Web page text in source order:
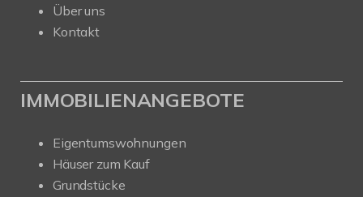
Über uns
Kontakt
IMMOBILIENANGEBOTE
Eigentumswohnungen
Häuser zum Kauf
Grundstücke